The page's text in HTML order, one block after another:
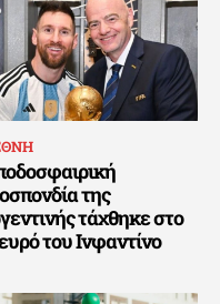
της
τάχθηκε στο
του Ινφαντίνο